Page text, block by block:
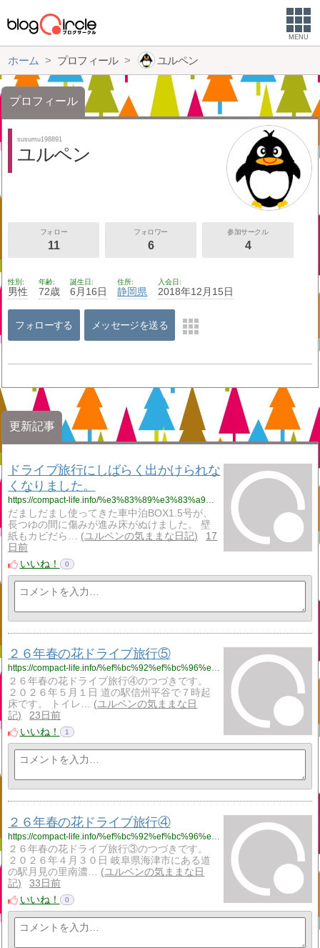
MENU
ホーム プロフィール ユルペン
プロフィール
susumu198891
ユルペン
フォロー
11
フォロワー
6
参加サークル
4
性別
男性
年齢
72歳
誕生日
6月16日
住所
静岡県
入会日
2018年12月15日
フォローする メッセージを送る
更新記事
ドライブ旅行にしばらく出かけられな
くなりました。
https://compact-life.info/%e3%83%89%e3%83%a9%e3%82%a4%e3%83%96%e6%97%85%e8%a1%8c%e3%81%ab%e3%81%97%e3%81%b0%e3%82%89%e3%81%8f%e5%87%ba%e3%81%8b%e3%81%91%e3%82%89%e3%82%8c%e3%81%aa%e3%81%8f%e3%81%aa%e3%82%8a%e3%81%be%e3%81%97/
だましだまし使ってきた車中泊BOX1.5号が、
長つゆの間に傷みが進み床がぬけました。 壁
紙もカビだら…
ユルペンの気ままな日記
17
日前
いいね！
0
２６年春の花ドライブ旅行⑤
https://compact-life.info/%ef%bc%92%ef%bc%96%e5%b9%b4%e6%98%a5%e3%81%ae%e8%8a%b1%e3%83%89%e3%83%a9%e3%82%a4%e3%83%96%e6%97%85%e8%a1%8c%e2%91%a4/
２６年春の花ドライブ旅行④のつづきです。
２０２６年５月１日 道の駅信州平谷で７時起
床です。 トイレ…
ユルペンの気ままな日
記
23日前
いいね！
1
２６年春の花ドライブ旅行④
２６年春の花ドライブ旅行③のつづきです。
２０２６年４月３０日 岐阜県海津市にある道
の駅月見の里南濃…
ユルペンの気ままな日
記
33日前
いいね！
0